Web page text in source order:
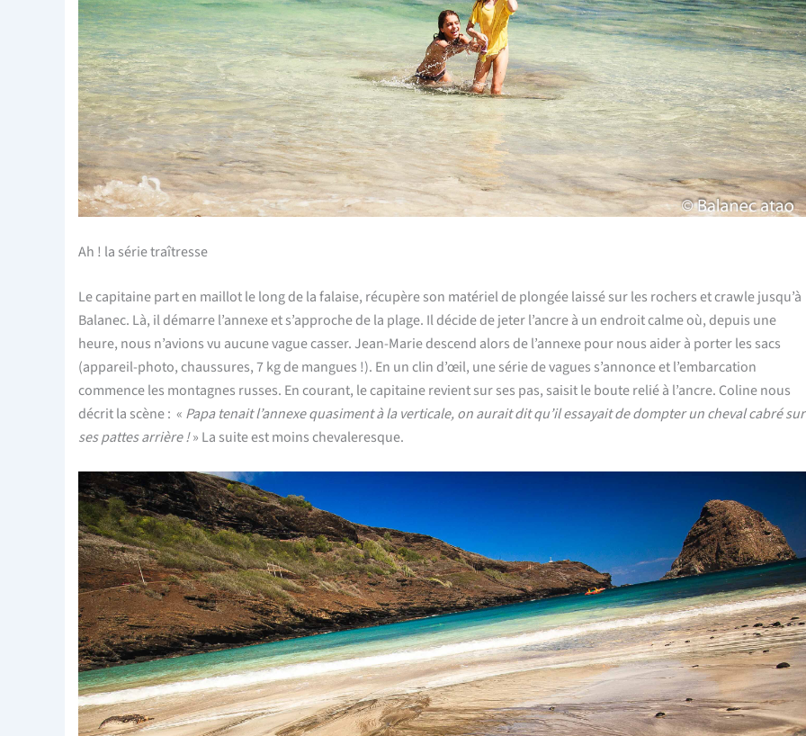
Ah ! la série traîtresse
Le capitaine part en maillot le long de la falaise, récupère son matériel de plongée laissé sur les rochers et crawle jusqu’à
Balanec. Là, il démarre l’annexe et s’approche de la plage. Il décide de jeter l’ancre à un endroit calme où, depuis une
heure, nous n’avions vu aucune vague casser. Jean-Marie descend alors de l’annexe pour nous aider à porter les sacs
(appareil-photo, chaussures, 7 kg de mangues !). En un clin d’œil, une série de vagues s’annonce et l’embarcation
commence les montagnes russes. En courant, le capitaine revient sur ses pas, saisit le boute relié à l’ancre. Coline nous
décrit la scène : « Papa tenait l’annexe quasiment à la verticale, on aurait dit qu’il essayait de dompter un cheval cabré sur
ses pattes arrière !» La suite est moins chevaleresque.